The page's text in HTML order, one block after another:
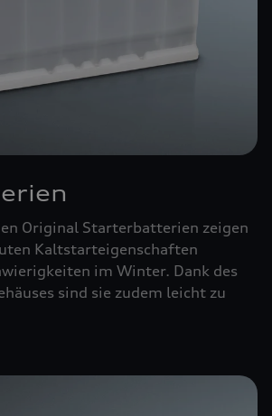
Original Starterbatterien zeigen
Kaltstarteigenschaften
im Winter. Dank des
sind sie zudem leicht zu